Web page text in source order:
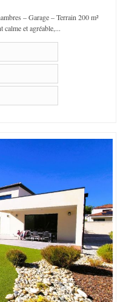
– Garage – Terrain 200 m²
calme et agréable,...